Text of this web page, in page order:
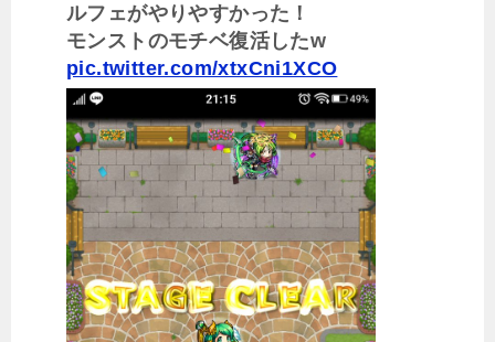
ルフェがやりやすかった！
モンストのモチベ復活したw
pic.twitter.com/xtxCni1XCO